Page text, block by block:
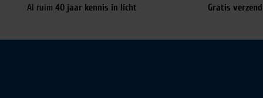
Al ruim 40 jaar kennis in licht Gratis